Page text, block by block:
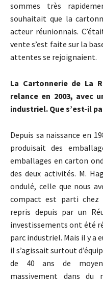
sommes très
souhaitait que la
acteur réunionnais.
vente s’est faite sur la
attentes se rejoignaient.
La Cartonnerie de La
relance en 2003, avec
industriel. Que s’est-il
Depuis sa naissance en
produisait des
emballages en carton
des deux activités. M.
ondulé, celle que nous
compact est parti chez
repris depuis par un
investissements ont été
parc industriel. Mais il y a
il s’agissait surtout
de 40 ans de
massivement dans du